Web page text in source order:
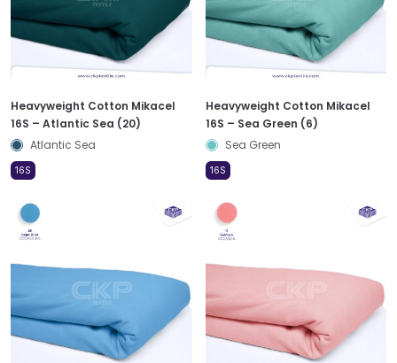
Heavyweight Cotton Mikacel
16S – Atlantic Sea (20)
Atlantic Sea
16S
Heavyweight Cotton Mikacel
16S – Sea Green (6)
Sea Green
16S